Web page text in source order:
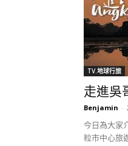
TV.地球行旅
走進吳
Benjamin -
今日為大家
粒市中心旅